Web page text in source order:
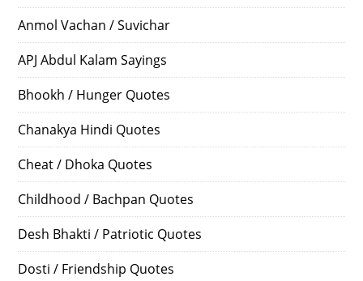
Anmol Vachan / Suvichar
APJ Abdul Kalam Sayings
Bhookh / Hunger Quotes
Chanakya Hindi Quotes
Cheat / Dhoka Quotes
Childhood / Bachpan Quotes
Desh Bhakti / Patriotic Quotes
Dosti / Friendship Quotes